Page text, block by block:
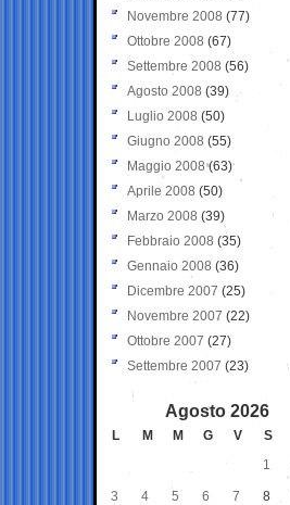
Novembre 2008 (77)
Ottobre 2008 (67)
Settembre 2008 (56)
Agosto 2008 (39)
Luglio 2008 (50)
Giugno 2008 (55)
Maggio 2008(63)
Aprile 2008 (50)
Marzo 2008 (39)
Febbraio 2008 (35)
Gennaio 2008 (36)
Dicembre 2007 (25)
Novembre 2007 (22)
Ottobre 2007 (27)
Settembre 2007 (23)
Agosto 2026
L M M G V S
1
3 4 5 6 7 8